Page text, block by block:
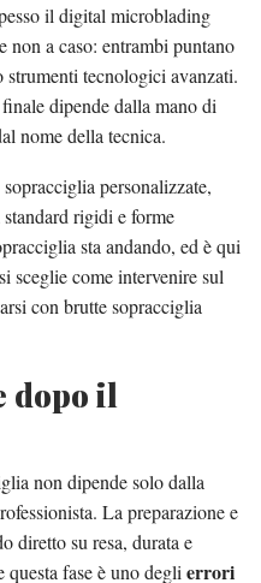
il digital microblading
non a caso: entrambi puntano
strumenti tecnologici avanzati.
dipende dalla mano di
nome della tecnica.
personalizzate,
rigidi e forme
sta andando, ed è qui
sceglie come intervenire sul
con brutte sopracciglia
dopo il
non dipende solo dalla
La preparazione e
diretto su resa, durata e
fase è uno degli errori